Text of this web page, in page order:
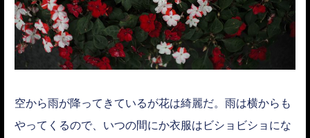
空から雨が降ってきているが花は綺麗だ。雨は横からも
やってくるので、いつの間にか衣服はビショビショにな